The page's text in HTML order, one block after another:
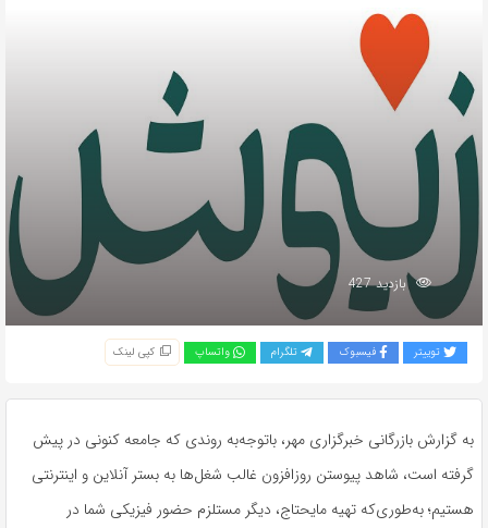
بازدید 427
توییتر فیسبوک تلگرام واتساپ کپی لینک
به گزارش بازرگانی خبرگزاری مهر، باتوجه‌به روندی که جامعه کنونی در پیش
گرفته است، شاهد پیوستن روزافزون غالب شغل‌ها به بستر آنلاین و اینترنتی
هستیم؛ به‌طوری‌که تهیه مایحتاج، دیگر مستلزم حضور فیزیکی شما در